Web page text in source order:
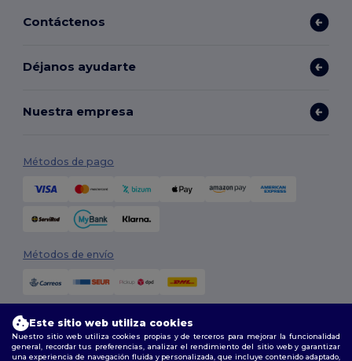
Contáctenos
Déjanos ayudarte
Nuestra empresa
Métodos de pago
Métodos de envío
Este sitio web utiliza cookies
Nuestro sitio web utiliza cookies propias y de terceros para mejorar la funcionalidad
general, recordar tus preferencias, analizar el rendimiento del sitio web y garantizar
una experiencia de navegación fluida y personalizada, que incluye contenido adaptado,